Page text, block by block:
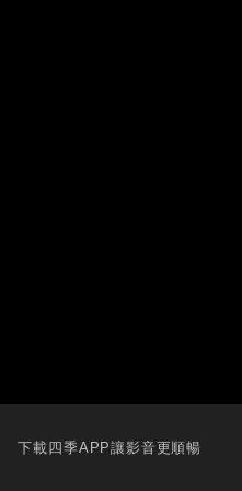
下載四季APP讓影音更順暢